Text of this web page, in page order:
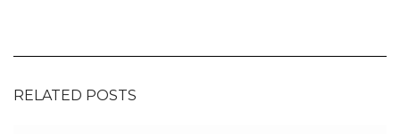
RELATED POSTS